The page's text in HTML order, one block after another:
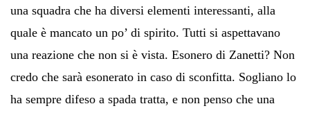
una squadra che ha diversi elementi interessanti, alla
quale è mancato un po’ di spirito. Tutti si aspettavano
una reazione che non si è vista. Esonero di Zanetti? Non
credo che sarà esonerato in caso di sconfitta. Sogliano lo
ha sempre difeso a spada tratta, e non penso che una